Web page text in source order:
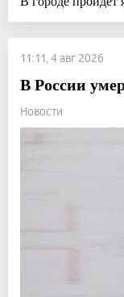
11:11, 4 авг 2026
В России
Новости